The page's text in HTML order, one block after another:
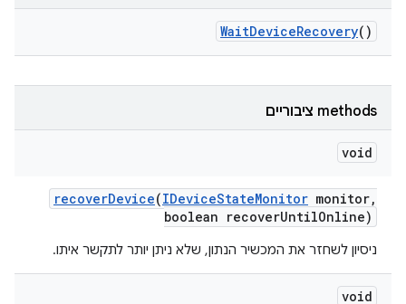
WaitDeviceRecovery()
‫methods ציבוריים
void
recoverDevice(IDeviceStateMonitor monitor,
boolean recoverUntilOnline)
ניסיון לשחזר את המכשיר הנתון, שלא ניתן יותר לתקשר איתו.
void